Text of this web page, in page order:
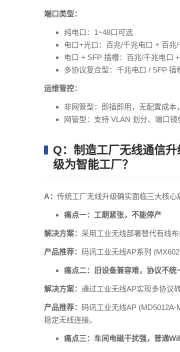
端口类型：
纯电口：1~48口可选
电口+光口：百兆/千兆电口 + 百
电口 + SFP 插槽：百兆/千兆电口
多协议复合型：千兆电口 / SFP 插
运维管控：
非网管型：即插即用，无配置成
网管型：支持 VLAN 划分、端口
Q：制造工厂无线通信
级为智能工厂？
A： 传统工厂无线升级确实面临三大核
痛点一：工期紧张，不能停产
解决方案： 采用工业无线部署替代有线
产品推荐： 码讯工业无线AP系列
痛点二：旧设备兼容难，协议不统
解决方案： 通过工业无线AP实现多协议
产品推荐： 码讯工业无线AP
稳定无线连接。
痛点三：车间电磁干扰强，普通